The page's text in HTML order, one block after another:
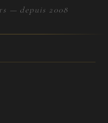
— depuis 2008